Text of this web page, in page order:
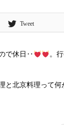
Tweet
で休日‥ 。
と北京料理って